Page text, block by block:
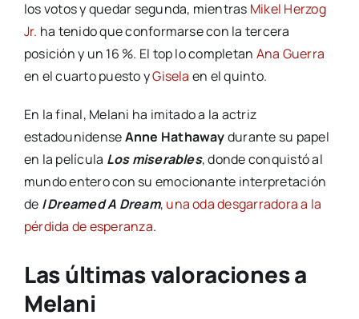
los votos y quedar segunda, mientras Mikel Herzog
Jr. ha tenido que conformarse con la tercera
posición y un 16 %. El top lo completan Ana Guerra
en el cuarto puesto yGisela en el quinto.
En la final, Melani ha imitado a la actriz
estadounidenseAnne Hathawaydurante su papel
en la película Los miserables, donde conquistó al
mundo entero con su emocionante interpretación
de I Dreamed A Dream, una oda desgarradora a la
pérdida de esperanza.
Las últimas valoraciones a
Melani